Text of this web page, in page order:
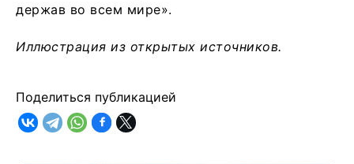
держав во всем мире».
Иллюстрация из открытых источников.
Поделиться публикацией